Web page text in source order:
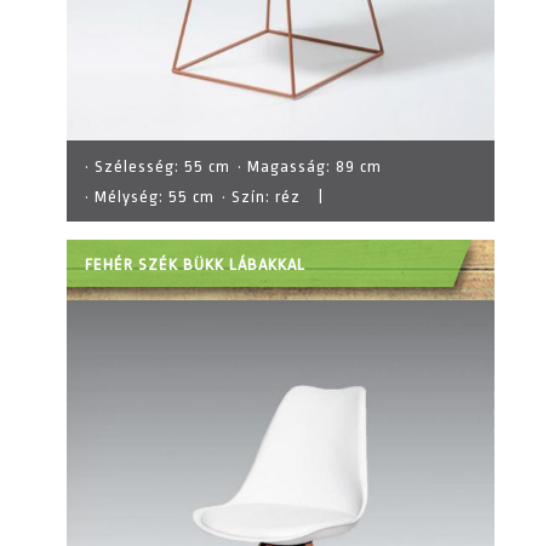
· Szélesség: 55 cm · Magasság: 89 cm
· Mélység: 55 cm · Szín: réz
FEHÉR SZÉK BÜKK LÁBAKKAL